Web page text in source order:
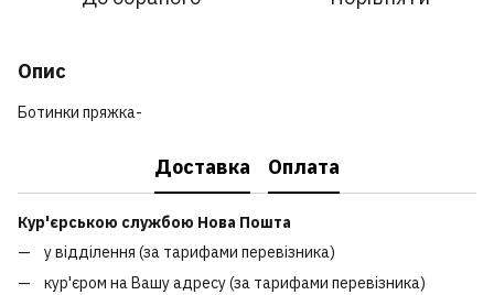
Опис
Ботинки пряжка-
Доставка Оплата
Кур'єрською службою Нова Пошта
у відділення (за тарифами перевізника)
кур'єром на Вашу адресу (за тарифами перевізника)